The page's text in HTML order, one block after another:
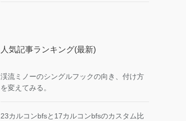
人気記事ランキング(最新)
渓流ミノーのシングルフックの向き、付け方
を変えてみる。
23カルコンbfsと17カルコンbfsのカスタム比